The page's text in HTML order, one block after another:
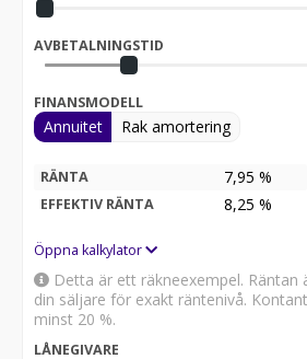
AVBETALNINGSTID
FINANSMODELL
Annuitet Rak amortering
RÄNTA 7,95 %
EFFEKTIV RÄNTA 8,25 %
Öppna kalkylator
Detta är ett räkneexempel. Räntan
din säljare för exakt räntenivå.
minst 20 %.
LÅNEGIVARE